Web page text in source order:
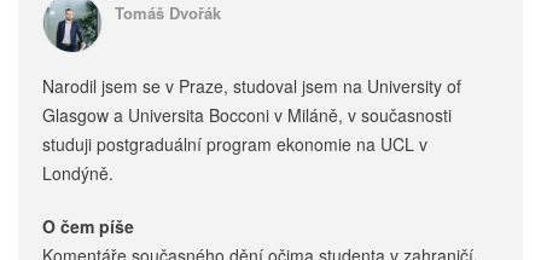
Tomáš Dvořák
Narodil jsem se v Praze, studoval jsem na University of
Glasgow a Universita Bocconi v Miláně, v současnosti
studuji postgraduální program ekonomie na UCL v
Londýně.
O čem píše
Komentáře současného dění očima studenta v zahraničí,